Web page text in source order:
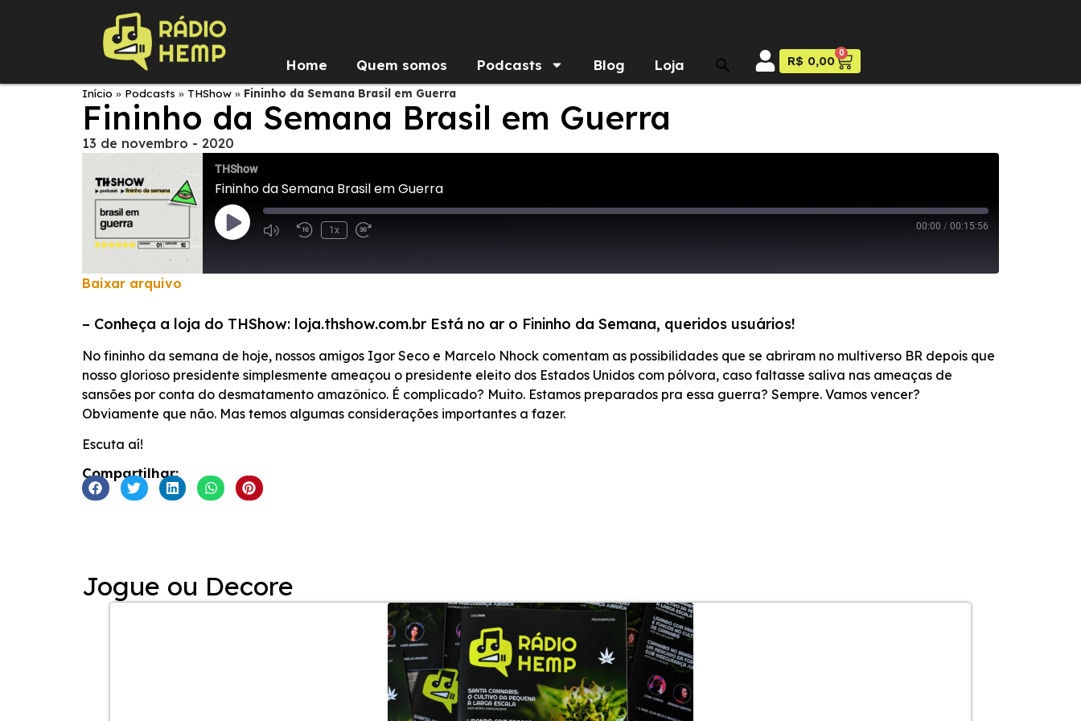
Home Quem somos Podcasts Blog Loja R$ 0,00
0
Início » Podcasts » THShow » Fininho da Semana Brasil em Guerra
Fininho da Semana Brasil em Guerra
13 de novembro - 2020
THShow
Fininho da Semana Brasil em Guerra
1x 00:00 / 00:15:56
FEED RSS
INCORPORAR
Baixar arquivo
– Conheça a loja do THShow: loja.thshow.com.br Está no ar o Fininho da Semana, queridos usuários!
No fininho da semana de hoje, nossos amigos Igor Seco e Marcelo Nhock comentam as possibilidades que se abriram no multiverso BR depois que
nosso glorioso presidente simplesmente ameaçou o presidente eleito dos Estados Unidos com pólvora, caso faltasse saliva nas ameaças de
sansões por conta do desmatamento amazônico. É complicado? Muito. Estamos preparados pra essa guerra? Sempre. Vamos vencer?
Obviamente que não. Mas temos algumas considerações importantes a fazer.
Escuta aí!
Compartilhar:
Jogue ou Decore